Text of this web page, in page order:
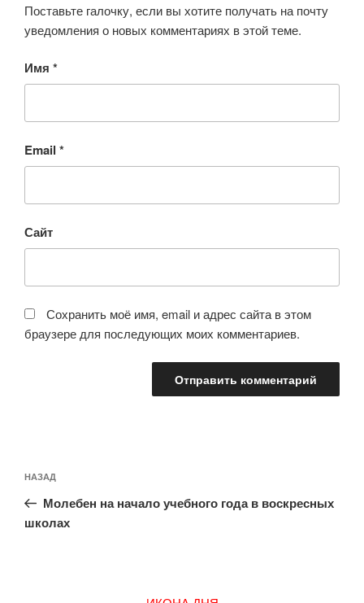
Поставьте галочку, если вы хотите получать на почту
уведомления о новых комментариях в этой теме.
Имя *
Email *
Сайт
Сохранить моё имя, email и адрес сайта в этом
браузере для последующих моих комментариев.
по
записям
Предыдущая
запись:
НАЗАД
Молебен на начало учебного года в воскресных
школах